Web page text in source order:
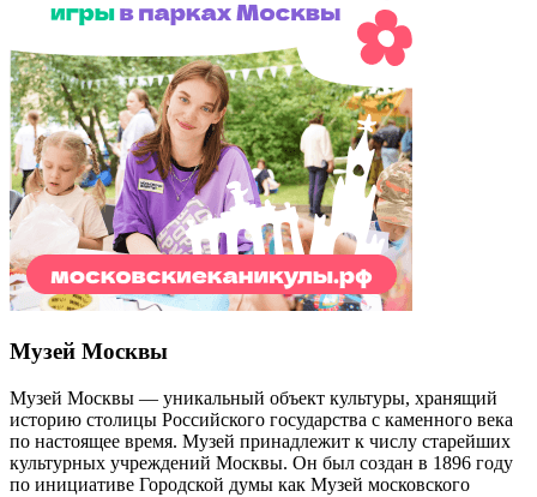
Музей Москвы
Музей Москвы — уникальный объект культуры, хранящий
историю столицы Российского государства с каменного века
по настоящее время. Музей принадлежит к числу старейших
культурных учреждений Москвы. Он был создан в 1896 году
по инициативе Городской думы как Музей московского